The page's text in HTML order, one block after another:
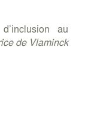
au
de Vlaminck